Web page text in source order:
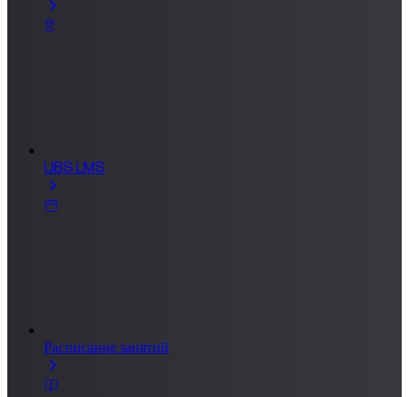
UBS LMS
Расписание занятий